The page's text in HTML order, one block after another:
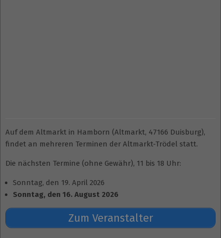
Auf dem Altmarkt in Hamborn (Altmarkt, 47166 Duisburg),
findet an mehreren Terminen der Altmarkt-Trödel statt.
Die nächsten Termine (ohne Gewähr), 11 bis 18 Uhr:
Sonntag, den 19. April 2026
Sonntag, den 16. August 2026
Zum Veranstalter